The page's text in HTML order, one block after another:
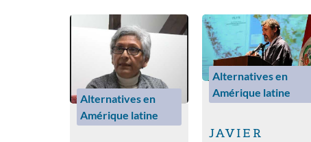
Alternatives en
Amérique latine
Alternatives en
Amérique latine
JAVIER